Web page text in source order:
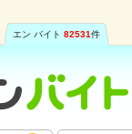
エン バイト 82531件